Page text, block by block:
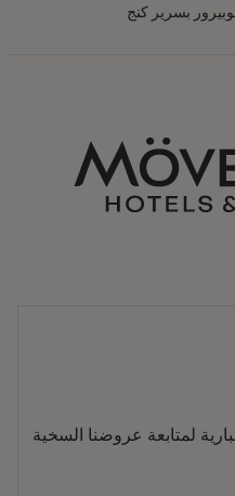
بسرير كنج
لمتابعة عروضنا السخية